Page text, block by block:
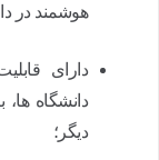
هوشمند در
دارای
دانشگاه ها،
دیگر؛